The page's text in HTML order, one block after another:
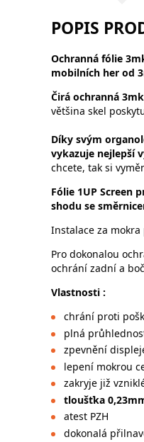
POPIS
Ochranná fólie
mobilních her od
Čirá ochranná
většina skel
Díky svým
vykazuje nejlepší
chcete, tak si
Fólie 1UP Screen
shodu se
Instalace za
Pro dokonalou
ochrání zadní a
Vlastnosti :
chrání proti
plná
zpevnění
lepení mokrou
zakryje již
tloušťka
atest PZH
dokonalá